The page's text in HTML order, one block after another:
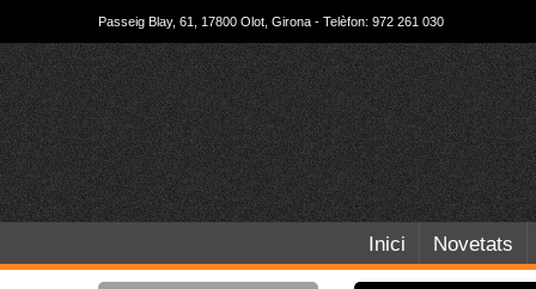
Passeig Blay, 61, 17800 Olot, Girona - Telèfon: 972 261 030
Inici Novetats